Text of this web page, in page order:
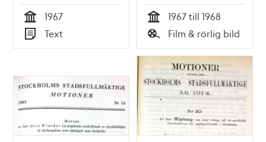
Tid
1967
Typ
Text Tid
1967 till 1968
Typ
Film & rörlig bild